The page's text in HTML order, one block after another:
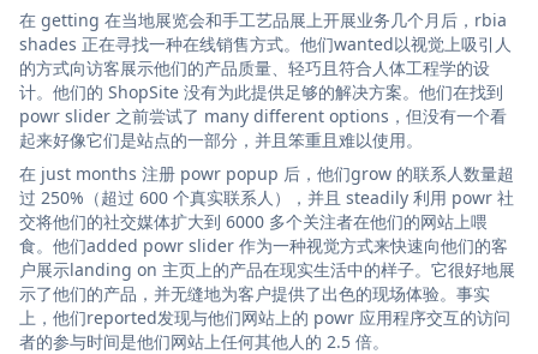
在 getting 在当地展览会和手工艺品展上开展业务几个月后，rbia
shades 正在寻找一种在线销售方式。他们wanted以视觉上吸引人
的方式向访客展示他们的产品质量、轻巧且符合人体工程学的设
计。他们的 ShopSite 没有为此提供足够的解决方案。他们在找到
powr slider 之前尝试了 many different options，但没有一个看
起来好像它们是站点的一部分，并且笨重且难以使用。
在 just months 注册 powr popup 后，他们grow 的联系人数量超
过 250%（超过 600 个真实联系人），并且 steadily 利用 powr 社
交将他们的社交媒体扩大到 6000 多个关注者在他们的网站上喂
食。他们added powr slider 作为一种视觉方式来快速向他们的客
户展示landing on 主页上的产品在现实生活中的样子。它很好地展
示了他们的产品，并无缝地为客户提供了出色的现场体验。事实
上，他们reported发现与他们网站上的 powr 应用程序交互的访问
者的参与时间是他们网站上任何其他人的 2.5 倍。